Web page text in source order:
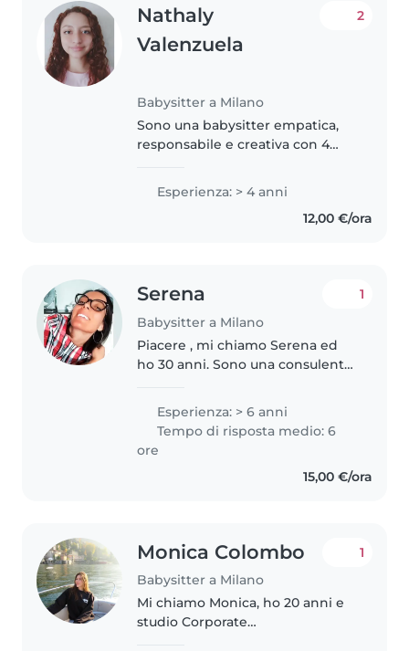
Nathaly
Valenzuela
Babysitter a Milano
2
Sono una babysitter empatica,
responsabile e creativa con 4
bambini di età compresa tra il
nido e le elementari. Parlo
Esperienza: > 4 anni
12,00 €/ora
Serena
Babysitter a Milano
1
Piacere , mi chiamo Serena ed
ho 30 anni. Sono una consulente
verificabili. Offro supporto
completo nella gestione del
neonato..
Esperienza: > 6 anni
Tempo di risposta medio: 6
ore
15,00 €/ora
Monica Colombo
Babysitter a Milano
1
Mi chiamo Monica, ho 20 anni e
studio Corporate